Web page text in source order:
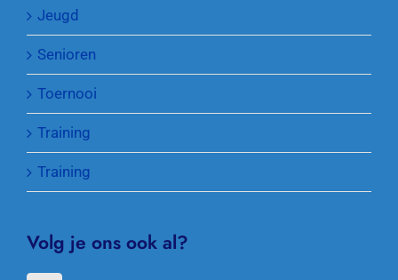
Jeugd
Senioren
Toernooi
Training
Training
Volg je ons ook al?